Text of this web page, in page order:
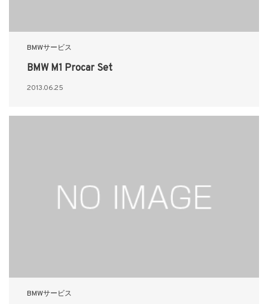
BMWサービス
BMW M1 Procar Set
2013.06.25
BMWサービス